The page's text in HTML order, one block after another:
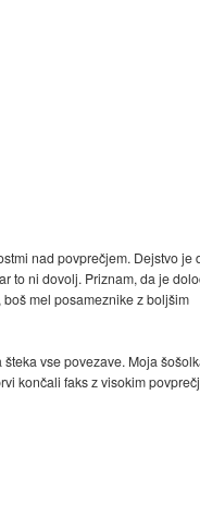
nad povprečjem. Dejstvo je
to ni dovolj. Priznam, da je
mel posameznike z boljšim
vse povezave. Moja
končali faks z visokim